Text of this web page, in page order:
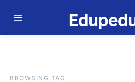
BROWSING TAG